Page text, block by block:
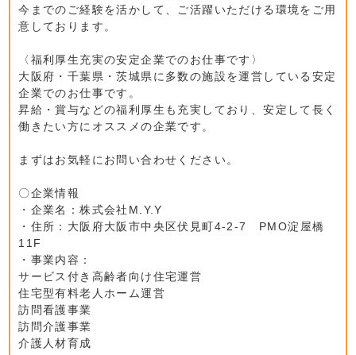
今までのご経験を活かして、ご活躍いただける環境をご用
意しております。
〈福利厚生充実の安定企業でのお仕事です〉
大阪府・千葉県・茨城県に多数の施設を運営している安定
企業でのお仕事です。
昇給・賞与などの福利厚生も充実しており、安定して長く
働きたい方にオススメの企業です。
まずはお気軽にお問い合わせください。
〇企業情報
・企業名：株式会社M.Y.Y
・住所：大阪府大阪市中央区伏見町4-2-7 PMO淀屋橋
11F
・事業内容：
サービス付き高齢者向け住宅運営
住宅型有料老人ホーム運営
訪問看護事業
訪問介護事業
介護人材育成